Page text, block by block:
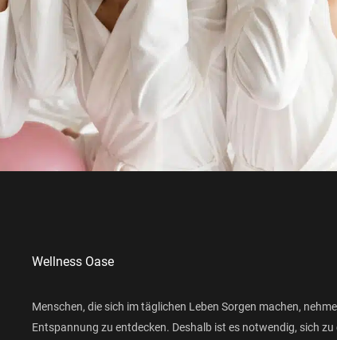
Wellness Oase
Menschen, die sich im täglichen Leben Sorgen machen,
Entspannung zu entdecken. Deshalb ist es notwendig, sich